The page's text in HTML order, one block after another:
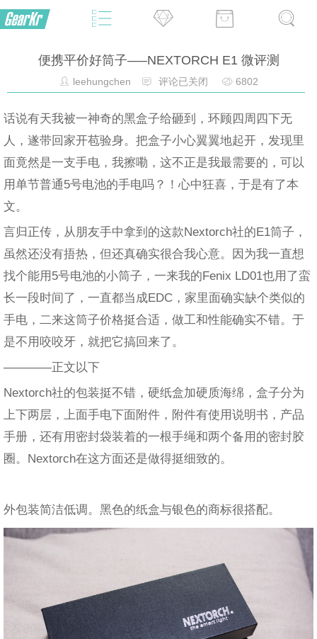
便携平价好筒子—–NEXTORCH E1 微评测
leehungchen 评论已关闭 6802
话说有天我被一神奇的黑盒子给砸到，环顾四周四下无
人，遂带回家开苞验身。把盒子小心翼翼地起开，发现里
面竟然是一支手电，我擦嘞，这不正是我最需要的，可以
用单节普通5号电池的手电吗？！心中狂喜，于是有了本
文。
言归正传，从朋友手中拿到的这款Nextorch社的E1筒子，
虽然还没有捂热，但还真确实很合我心意。因为我一直想
找个能用5号电池的小筒子，一来我的Fenix LD01也用了蛮
长一段时间了，一直都当成EDC，家里面确实缺个类似的
手电，二来这筒子价格挺合适，做工和性能确实不错。于
是不用咬咬牙，就把它搞回来了。
————正文以下
Nextorch社的包装挺不错，硬纸盒加硬质海绵，盒子分为
上下两层，上面手电下面附件，附件有使用说明书，产品
手册，还有用密封袋装着的一根手绳和两个备用的密封胶
圈。Nextorch在这方面还是做得挺细致的。
外包装简洁低调。黑色的纸盒与银色的商标很搭配。